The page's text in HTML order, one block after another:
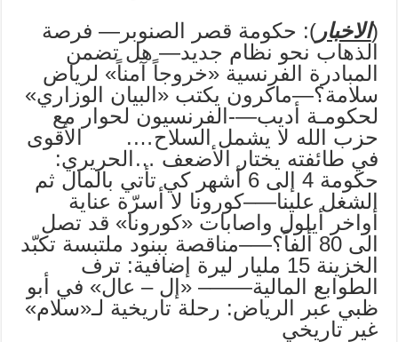
(الاخبار): حكومة قصر الصنوبر— فرصة
الذهاب نحو نظام جديد— هل تضمن
المبادرة الفرنسية «خروجاً آمناً» لرياض
سلامة؟—ماكرون يكتب «البيان الوزاري»
لحكومـة أديب—-الفرنسيون لحوار مع
حزب الله لا يشمل السلاح…. الأقوى
في طائفته يختار الأضعف …الحريري:
حكومة 4 إلى 6 أشهر كي تأتي بالمال ثم
الشغل علينا—–كورونا لا أسرّة عناية
أواخر أيلول واصابات «كورونا» قد تصل
الى 80 ألفاً؟—–‫مناقصة ببنود ملتبسة تكبّد
الخزينة 15 مليار ليرة إضافية: ترف
الطوابع المالية——– «إل – عال» في أبو
ظبي عبر الرياض: رحلة تاريخية لـ«سلام»
غير تاريخي